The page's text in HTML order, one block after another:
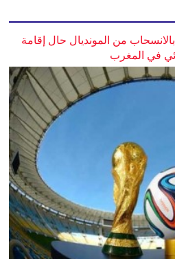
من المونديال حال إقامة
في المغرب